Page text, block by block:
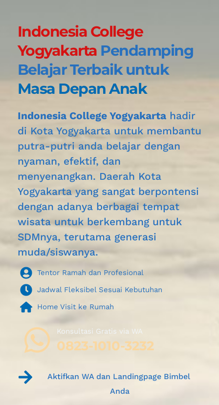
Indonesia College
Yogyakarta Pendamping
Belajar Terbaik untuk
Masa Depan Anak
Indonesia College Yogyakarta hadir
di Kota Yogyakarta untuk membantu
putra-putri anda belajar dengan
nyaman, efektif, dan
menyenangkan. Daerah Kota
Yogyakarta yang sangat berpontensi
dengan adanya berbagai tempat
wisata untuk berkembang untuk
SDMnya, terutama generasi
muda/siswanya.
Tentor Ramah dan Profesional
Jadwal Fleksibel Sesuai Kebutuhan
Home Visit ke Rumah
Konsultasi Gratis via WA
0823-1010-3232
Aktifkan WA dan Landingpage Bimbel
Anda